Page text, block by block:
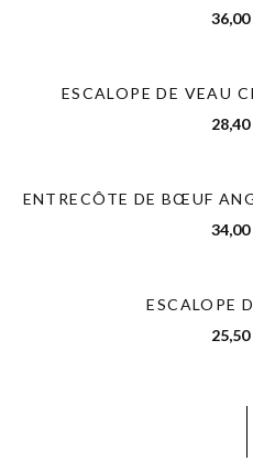
36,00
ESCALOPE DE VEAU
28,40
ENTRECÔTE DE BŒUF
34,00
ESCALOPE
25,50